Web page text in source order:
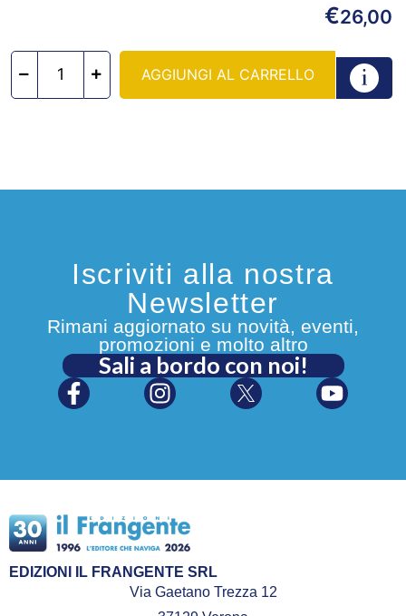
€26,00
AGGIUNGI AL CARRELLO
Iscriviti alla nostra
Newsletter
Rimani aggiornato su novità, eventi,
promozioni e molto altro
Sali a bordo con noi!
EDIZIONI IL FRANGENTE SRL
Via Gaetano Trezza 12